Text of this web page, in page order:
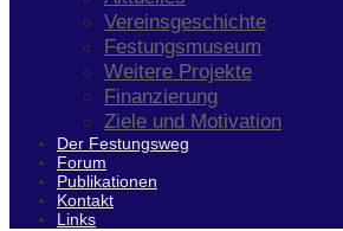
Vereinsgeschichte
Festungsmuseum
Weitere Projekte
Finanzierung
Ziele und Motivation
Der Festungsweg
Forum
Publikationen
Kontakt
Links